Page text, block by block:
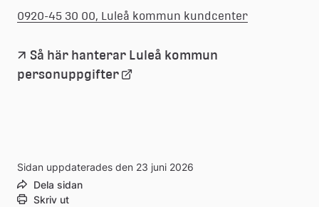
0920-45 30 00, Luleå kommun kundcenter
Så här hanterar Luleå kommun
personuppgifterLänk
webbplats
Sidan uppdaterades den 23 juni 2026
Dela sidan
Skriv ut